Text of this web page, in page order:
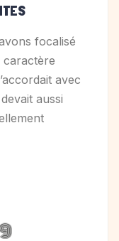
focalisé
avec
aussi